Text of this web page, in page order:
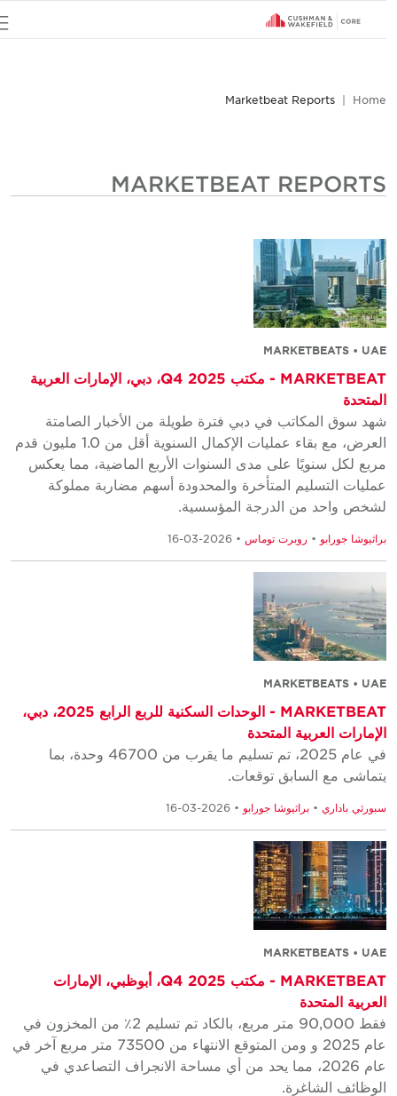
Home
Marketbeat Reports
MARKETBEAT REPORTS
MARKETBEATS • UAE
MARKETBEAT - مكتب Q4 2025، دبي، الإمارات العربية
المتحدة
شهد سوق المكاتب في دبي فترة طويلة من الأخبار الصامتة
العرض، مع بقاء عمليات الإكمال السنوية أقل من 1.0 مليون قدم
مربع لكل سنويًا على مدى السنوات الأربع الماضية، مما يعكس
عمليات التسليم المتأخرة والمحدودة أسهم مضاربة مملوكة
لشخص واحد من الدرجة المؤسسية.
براثيوشا جورابو• روبرت توماس• 2026-03-16
MARKETBEATS • UAE
MARKETBEAT - الوحدات السكنية للربع الرابع 2025، دبي،
الإمارات العربية المتحدة
في عام 2025، تم تسليم ما يقرب من 46700 وحدة، بما
يتماشى مع السابق توقعات.
سبورثي باداري• براثيوشا جورابو• 2026-03-16
MARKETBEATS • UAE
MARKETBEAT - مكتب Q4 2025، أبوظبي، الإمارات
العربية المتحدة
فقط 90,000 متر مربع، بالكاد تم تسليم 2٪ من المخزون في
عام 2025 و ومن المتوقع الانتهاء من 73500 متر مربع آخر في
عام 2026، مما يحد من أي مساحة الانجراف التصاعدي في
الوظائف الشاغرة.